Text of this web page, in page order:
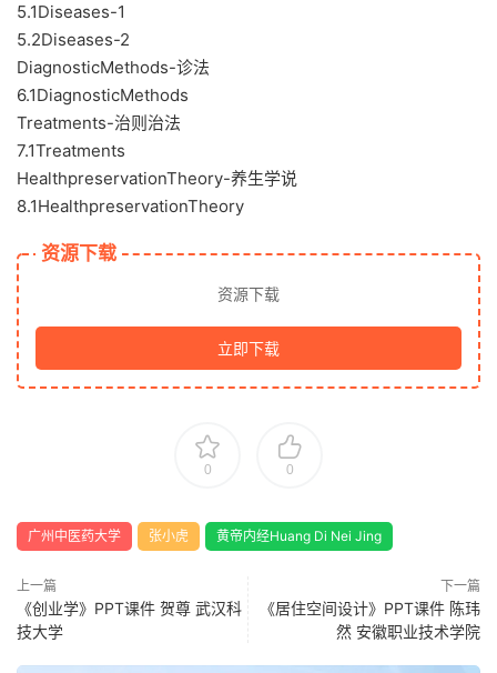
5.1Diseases-1
5.2Diseases-2
DiagnosticMethods-诊法
6.1DiagnosticMethods
Treatments-治则治法
7.1Treatments
HealthpreservationTheory-养生学说
8.1HealthpreservationTheory
资源下载
资源下载
立即下载
0 0
广州中医药大学 张小虎 黄帝内经Huang Di Nei Jing
上一篇
《创业学》PPT课件 贺尊 武汉科
技大学
下一篇
《居住空间设计》PPT课件 陈玮
然 安徽职业技术学院